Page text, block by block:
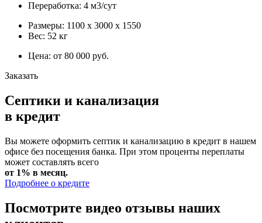
Переработка: 4 м3/сут
Размеры: 1100 х 3000 х 1550
Вес: 52 кг
Цена: от 80 000 руб.
Заказать
Септики и канализация
в кредит
Вы можете оформить септик и канализацию в кредит в нашем
офисе без посещения банка. При этом проценты переплаты
может составлять всего
от 1% в месяц.
Подробнее о кредите
Посмотрите видео отзывы наших